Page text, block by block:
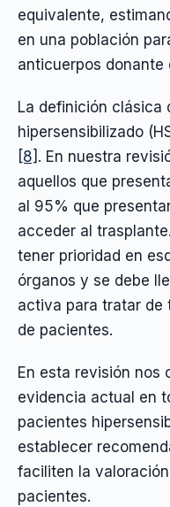
equivalente,
en una población
anticuerpos donante
La definición clásica
hipersensibilizado
[8] . En nuestra
aquellos que
al 95% que
acceder al
tener prioridad en
órganos y se debe
activa para tratar de
de pacientes.
En esta revisión nos
evidencia actual en
pacientes
establecer
faciliten la
pacientes.